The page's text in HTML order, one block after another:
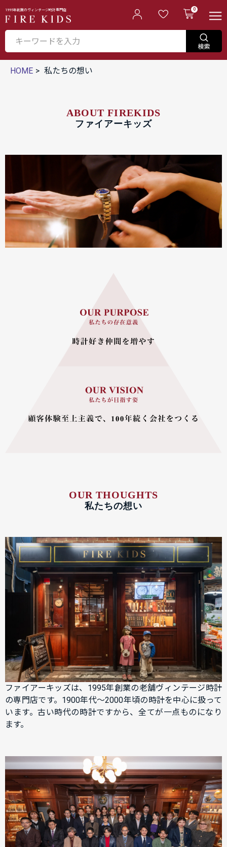
1995年創業のヴィンテージ時計専門店 0
HOME 私たちの想い
ABOUT FIREKIDS
ファイアーキッズ
OUR THOUGHTS
私たちの想い
ファイアーキッズは、1995年創業の老舗ヴィンテージ時計
の専門店です。1900年代〜2000年頃の時計を中心に扱って
います。古い時代の時計ですから、全てが一点ものになり
ます。